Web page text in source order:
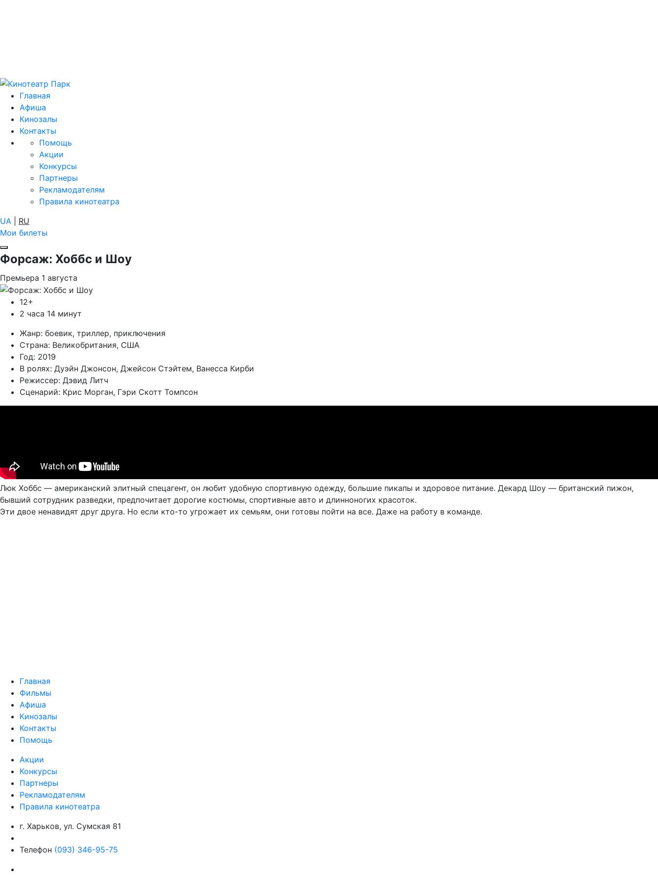
Главная
Афиша
Кинозалы
Контакты
Помощь
Акции
Конкурсы
Партнеры
Рекламодателям
Правила кинотеатра
UA
RU
Мои билеты
Форсаж: Хоббс и Шоу
Премьера 1 августа
12+
2 часа 14 минут
Жанр: боевик, триллер, приключения
Страна: Великобритания, США
Год: 2019
В ролях: Дуэйн Джонсон, Джейсон Стэйтем, Ванесса Кирби
Режиссер: Дэвид Литч
Сценарий: Крис Морган, Гэри Скотт Томпсон
Люк Хоббс — американский элитный спецагент, он любит удобную спортивную одежду, большие пикапы и здоровое питание. Декард Шоу — британский пижон,
бывший сотрудник разведки, предпочитает дорогие костюмы, спортивные авто и длинноногих красоток.
Эти двое ненавидят друг друга. Но если кто-то угрожает их семьям, они готовы пойти на все. Даже на работу в команде.
Главная
Фильмы
Афиша
Кинозалы
Контакты
Помощь
Акции
Конкурсы
Партнеры
Рекламодателям
Правила кинотеатра
г. Харьков, ул. Сумская 81
Телефон (093) 346-95-75